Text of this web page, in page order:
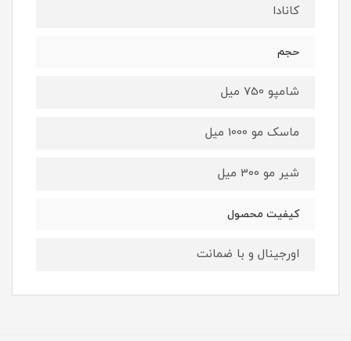
کانادا
حجم
شامپو 750 میل
ماسک مو 1000 میل
شیر مو 300 میل
کیفیت محصول
اورجینال و با ضمانت